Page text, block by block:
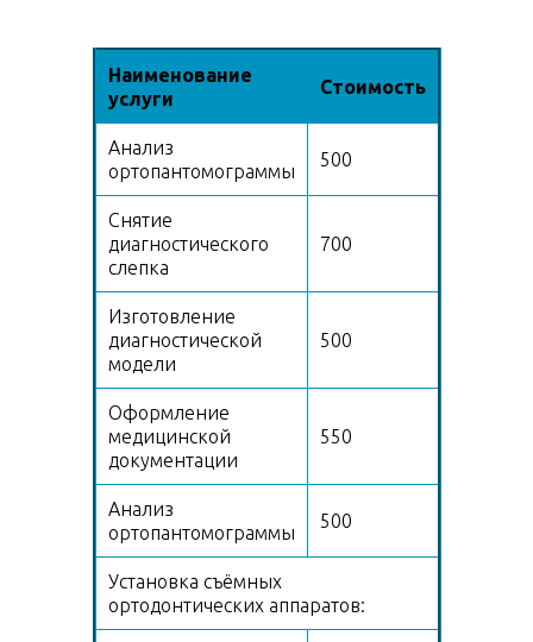
Наименование
услуги
Стоимость
Анализ
ортопантомограммы
500
Снятие
диагностического
слепка
700
Изготовление
диагностической
модели
500
Оформление
медицинской
документации
550
Анализ
ортопантомограммы
500
Установка съёмных
ортодонтических аппаратов: